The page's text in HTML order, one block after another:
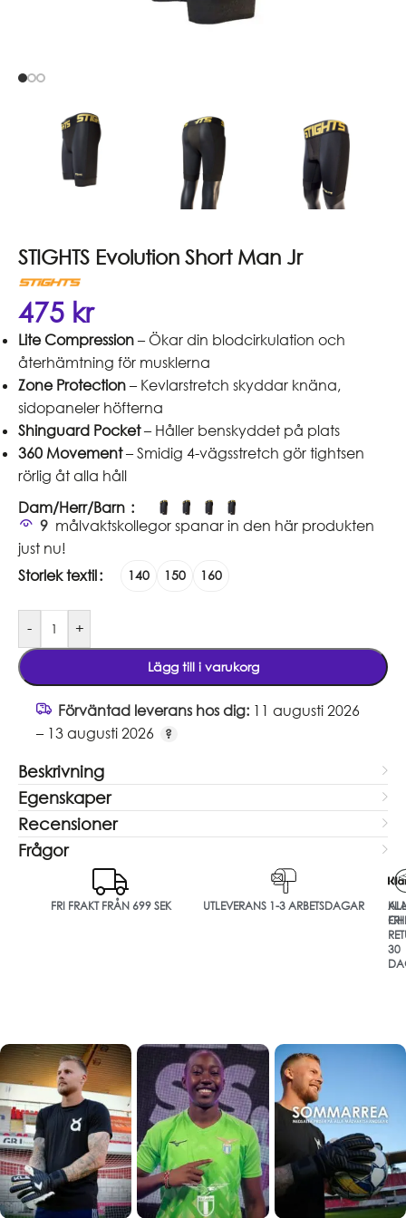
STIGHTS Evolution Short Man Jr
475 kr
Lite Compression – Ökar din blodcirkulation och
återhämtning för musklerna
Zone Protection – Kevlarstretch skyddar knäna,
sidopaneler höfterna
Shinguard Pocket– Håller benskyddet på plats
360 Movement– Smidig 4-vägsstretch gör tightsen
rörlig åt alla håll
Dam/Herr/Barn
9 målvaktskollegor spanar in den här produkten
just nu!
Storlek textil
140 150 160
- +
Lägg till i varukorg
Förväntad leverans hos dig: 11 augusti 2026
– 13 augusti 2026
Beskrivning
Egenskaper
Recensioner
Frågor
FRI FRAKT FRÅN 699 SEK UTLEVERANS 1-3 ARBETSDAGAR
FRI
30